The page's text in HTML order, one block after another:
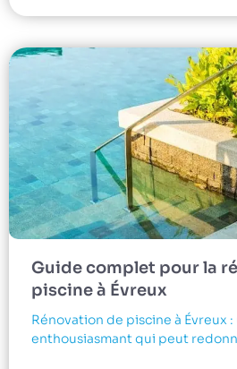
Guide complet pour la
piscine à Évreux
Rénovation de piscine à Évreux
enthousiasmant qui peut